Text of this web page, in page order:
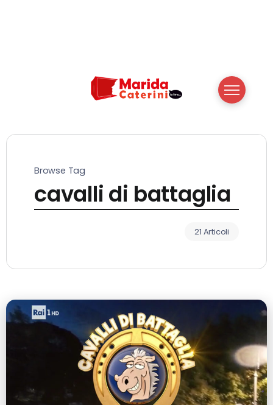
Browse Tag
cavalli di battaglia
21 Articoli